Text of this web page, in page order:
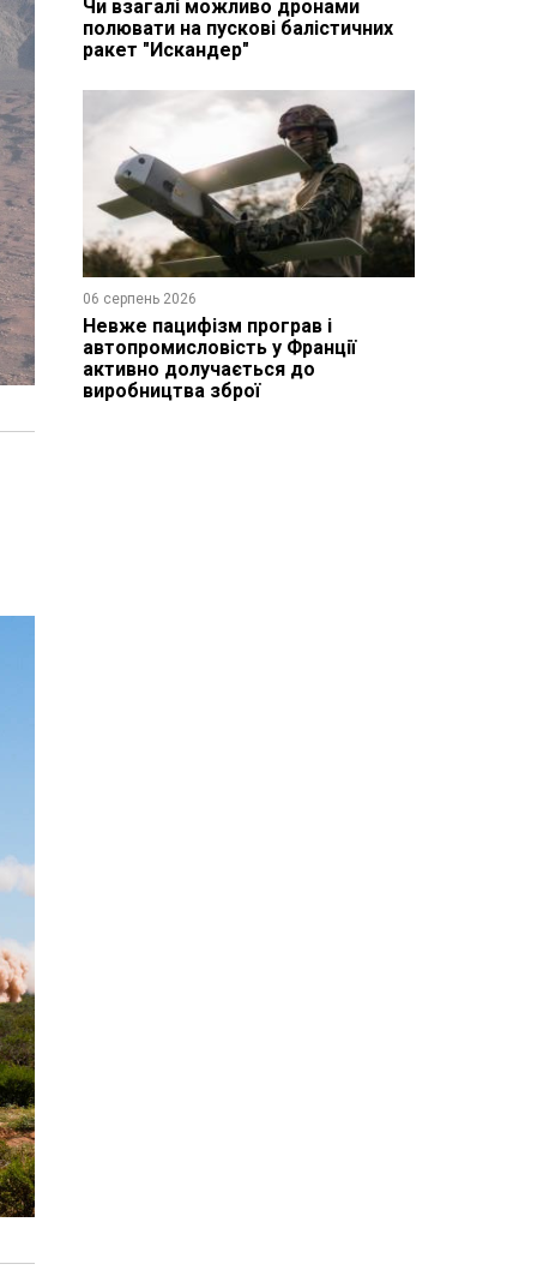
Чи взагалі можливо дронами
полювати на пускові балістичних
ракет "Искандер"
06 серпень 2026
Невже пацифізм програв і
автопромисловість у Франції
активно долучається до
виробництва зброї